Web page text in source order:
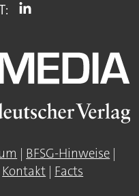
| BFSG-Hinweise |
Kontakt | Facts